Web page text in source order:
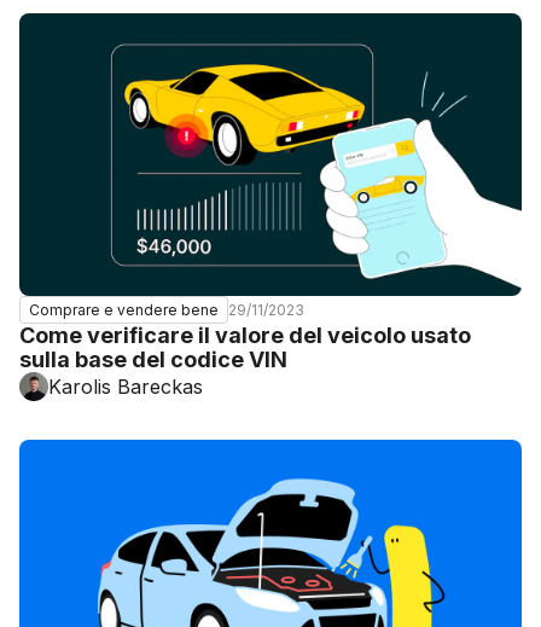
Comprare e vendere bene 29/11/2023
Come verificare il valore del veicolo usato
sulla base del codice VIN
Karolis Bareckas